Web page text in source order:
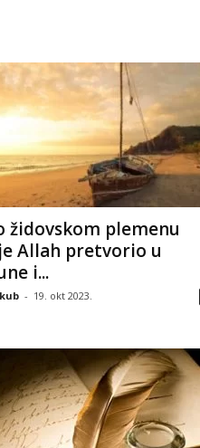
židovskom plemenu
Allah pretvorio u
i...
- 19. okt 2023.